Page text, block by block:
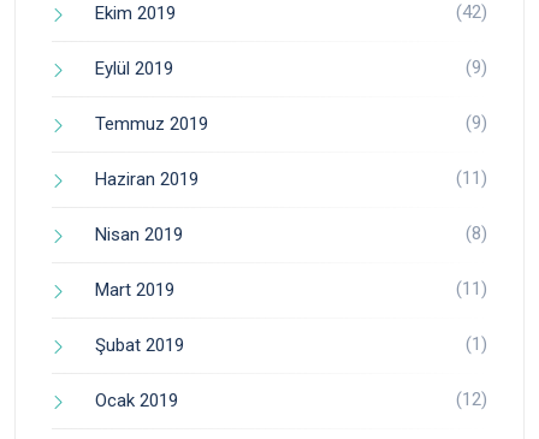
Ekim 2019 (42)
Eylül 2019 (9)
Temmuz 2019 (9)
Haziran 2019 (11)
Nisan 2019 (8)
Mart 2019 (11)
Şubat 2019 (1)
Ocak 2019 (12)